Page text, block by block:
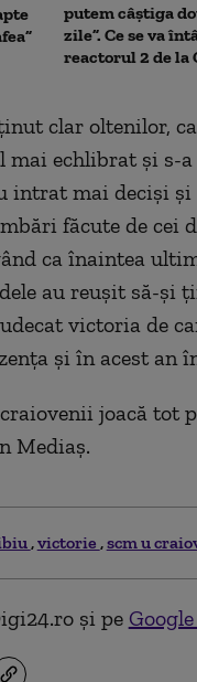
putem câștiga
zile”. Ce se va
reactorul 2 de la
clar oltenilor,
mai echlibrat și s-a
intrat mai deciși
făcute de cei
ca înaintea
au reușit să-și
victoria de
și în acest an
joacă tot
Mediaș.
victorie scm u
și pe